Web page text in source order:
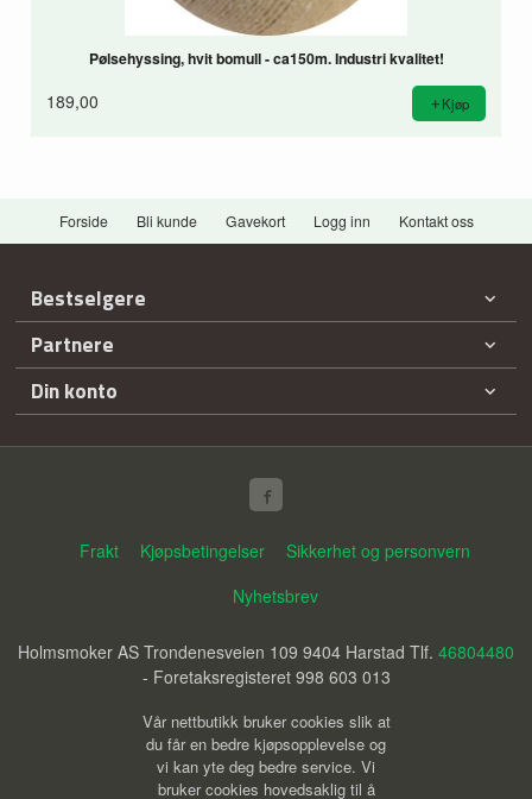
Pølsehyssing, hvit bomull - ca150m. Industri kvalitet!
189,00 Kjøp
Forside Bli kunde Gavekort Logg inn Kontakt oss
Bestselgere
Partnere
Din konto
Frakt Kjøpsbetingelser
Sikkerhet og personvern
Nyhetsbrev
Holmsmoker AS Trondenesveien 109 9404 Harstad Tlf. 46804480
- Foretaksregisteret 998 603 013
Vår nettbutikk bruker cookies slik at
du får en bedre kjøpsopplevelse og
vi kan yte deg bedre service. Vi
bruker cookies hovedsaklig til å